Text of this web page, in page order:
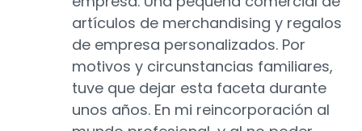
artículos de merchandising y regalos
de empresa personalizados. Por
motivos y circunstancias familiares,
tuve que dejar esta faceta durante
unos años. En mi reincorporación al